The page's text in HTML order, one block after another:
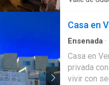
de
bar y una
baño
escaleras
Casa en
Ensenada ·
Cuarto de
natural·
Casa en Venta Precio: $350,000 USD
privada
vivir con